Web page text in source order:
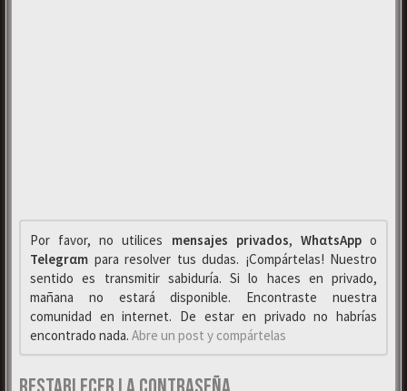
Por favor, no utilices mensajes privados, WhαtsAppo
Telegrαm para resolver tus dudas. ¡Compártelas! Nuestro
sentido es transmitir sabiduría. Si lo haces en privado,
mañana no estará disponible. Encontraste nuestra
comunidad en internet. De estar en privado no habrías
encontrado nada. Abre un post y compártelas